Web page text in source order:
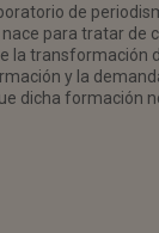
de
nace para tratar de
la transformación
y la
dicha formación